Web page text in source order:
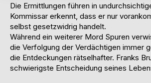
Die Ermittlungen führen in
Kommissar erkennt, dass er nur
selbst gesetzwidrig handelt.
Während ein weiterer Mord Spuren
die Verfolgung der Verdächtigen immer
die Entdeckungen rätselhafter. Franks
schwierigste Entscheidung seines